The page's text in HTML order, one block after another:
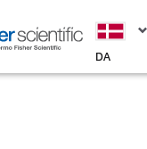
DA